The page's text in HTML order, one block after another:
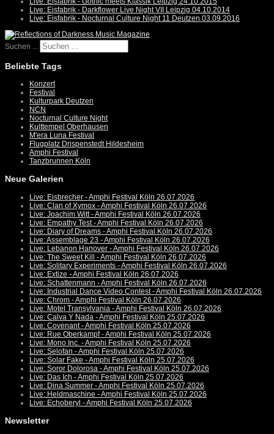
Live: Eisfabrik - Darkflower Live Night VII Leipzig 04.10.2014
Live: Eisfabrik - Nocturnal Culture Night 11 Deutzen 03.09.2016
Suchen ...
Beliebte Tags
Konzert
Festival
Kulturpark Deutzen
NCN
Nocturnal Culture Night
Kulttempel Oberhausen
M'era Luna Festival
Flugplatz Drispenstedt Hildesheim
Amphi Festival
Tanzbrunnen Köln
Neue Galerien
Live: Eisbrecher - Amphi Festival Köln 26.07.2026
Live: Clan of Xymox - Amphi Festival Köln 26.07.2026
Live: Joachim Witt - Amphi Festival Köln 26.07.2026
Live: Empathy Test - Amphi Festival Köln 26.07.2026
Live: Diary of Dreams - Amphi Festival Köln 26.07.2026
Live: Assemblage 23 - Amphi Festival Köln 26.07.2026
Live: Lebanon Hanover - Amphi Festival Köln 26.07.2026
Live: The Sweet Kill - Amphi Festival Köln 26.07.2026
Live: Solitary Experiments - Amphi Festival Köln 26.07.2026
Live: Extize - Amphi Festival Köln 26.07.2026
Live: Schattenmann - Amphi Festival Köln 26.07.2026
Live: Industrial Dance Video Contest - Amphi Festival Köln 26.07.2026
Live: Chrom - Amphi Festival Köln 26.07.2026
Live: Motel Transylvania - Amphi Festival Köln 26.07.2026
Live: Calva Y Nada - Amphi Festival Köln 25.07.2026
Live: Covenant - Amphi Festival Köln 25.07.2026
Live: Rue Oberkampf - Amphi Festival Köln 25.07.2026
Live: Mono Inc. - Amphi Festival Köln 25.07.2026
Live: Selofan - Amphi Festival Köln 25.07.2026
Live: Solar Fake - Amphi Festival Köln 25.07.2026
Live: Soror Dolorosa - Amphi Festival Köln 25.07.2026
Live: Das Ich - Amphi Festival Köln 25.07.2026
Live: Dina Summer - Amphi Festival Köln 25.07.2026
Live: Heldmaschine - Amphi Festival Köln 25.07.2026
Live: Echoberyl - Amphi Festival Köln 25.07.2026
Newsletter